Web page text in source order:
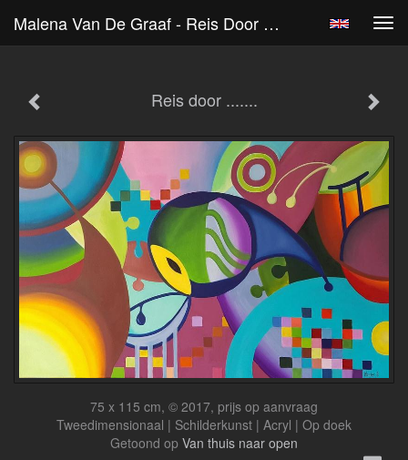
Malena Van De Graaf - Reis Door .......
Reis door .......
75 x 115 cm, © 2017, prijs op aanvraag
Tweedimensionaal | Schilderkunst | Acryl | Op doek
Getoond op Van thuis naar open